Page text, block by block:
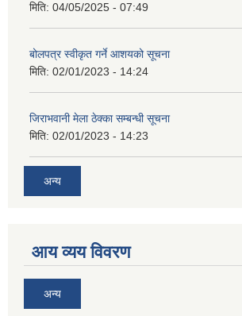
मिति: 04/05/2025 - 07:49
बोलपत्र स्वीकृत गर्ने आशयको सूचना
मिति: 02/01/2023 - 14:24
जिराभवानी मेला ठेक्का सम्बन्धी सूचना
मिति: 02/01/2023 - 14:23
अन्य
आय व्यय विवरण
अन्य